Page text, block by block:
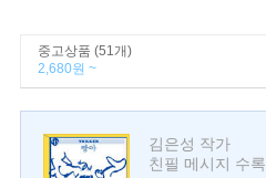
중고상품 (51개)
2,680원 ~
김은성 작가
친필 메시지 수록